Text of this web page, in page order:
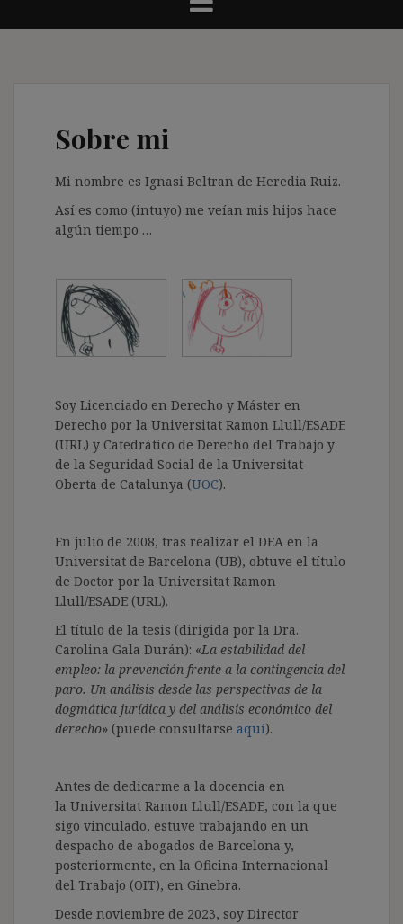
Sobre mi
Mi nombre es Ignasi Beltran de Heredia Ruiz.
Así es como (intuyo) me veían mis hijos hace
algún tiempo …
Soy Licenciado en Derecho y Máster en
Derecho por la Universitat Ramon Llull/ESADE
(URL) y Catedrático de Derecho del Trabajo y
de la Seguridad Social de la Universitat
Oberta de Catalunya (UOC).
En julio de 2008, tras realizar el DEA en la
Universitat de Barcelona (UB), obtuve el título
de Doctor por la Universitat Ramon
Llull/ESADE (URL).
El título de la tesis (dirigida por la Dra.
Carolina Gala Durán): «La estabilidad del
empleo: la prevención frente a la contingencia del
paro. Un análisis desde las perspectivas de la
dogmática jurídica y del análisis económico del
derecho» (puede consultarse aquí).
Antes de dedicarme a la docencia en
la Universitat Ramon Llull/ESADE, con la que
sigo vinculado, estuve trabajando en un
despacho de abogados de Barcelona y,
posteriormente, en la Oficina Internacional
del Trabajo (OIT), en Ginebra.
Desde noviembre de 2023, soy Director